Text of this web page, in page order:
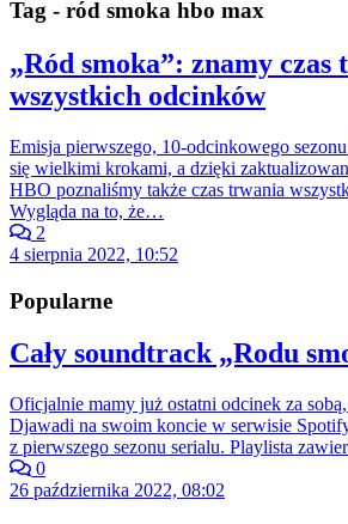
Tag - ród smoka hbo max
„Ród smoka”: znamy czas
wszystkich odcinków
Emisja pierwszego, 10-odcinkowego
się wielkimi krokami, a dzięki
HBO poznaliśmy także czas trwania
Wygląda na to, że…
2
4 sierpnia 2022, 10:52
Popularne
Cały soundtrack „Rodu
Oficjalnie mamy już ostatni odcinek za
Djawadi na swoim koncie w serwisie
z pierwszego sezonu serialu. Playlista
0
26 października 2022, 08:02